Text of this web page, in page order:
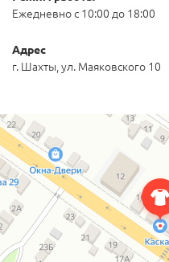
Ежедневно с 10:00 до 18:00
Адрес
г. Шахты, ул. Маяковского 10